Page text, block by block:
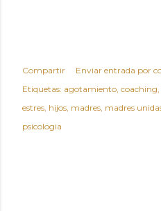
Compartir
Enviar entrada por
Etiquetas: agotamiento coaching
estres hijos madres madres
psicologia